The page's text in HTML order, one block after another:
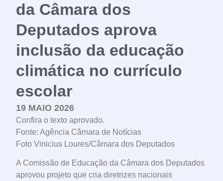
da Câmara dos
Deputados aprova
inclusão da educação
climática no currículo
escolar
19 MAIO 2026
Confira o texto aprovado.
Fonte: Agência Câmara de Notícias
Foto Vinicius Loures/Câmara dos Deputados
A Comissão de Educação da Câmara dos Deputados
aprovou projeto que cria diretrizes nacionais